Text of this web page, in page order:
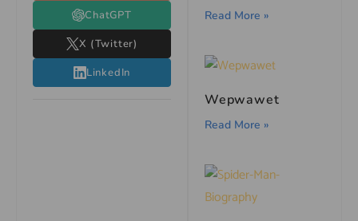
ChatGPT
X (Twitter)
LinkedIn
Read More »
Wepwawet
Read More »